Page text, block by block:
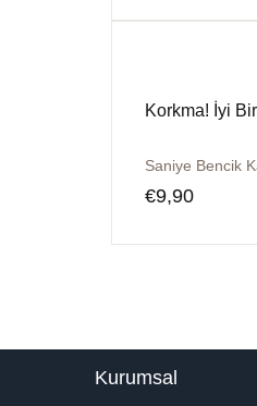
Korkma! İyi
Saniye Bencik
€9,90
Kurumsal